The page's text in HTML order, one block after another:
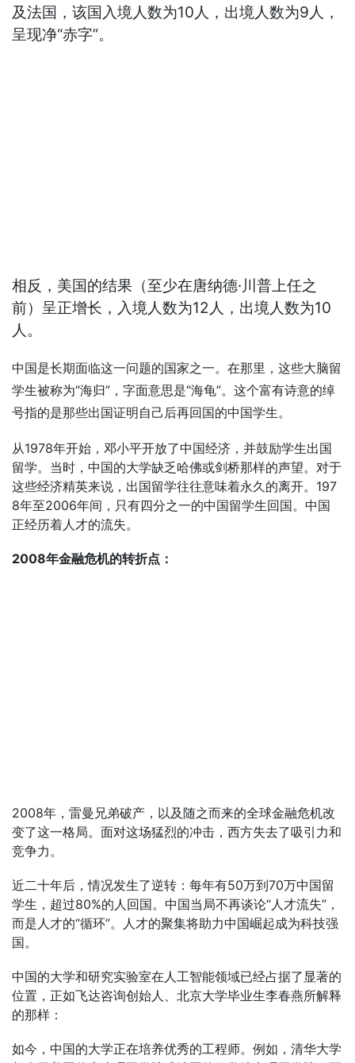
及法国，该国入境人数为10人，出境人数为9人，
呈现净“赤字”。
相反，美国的结果（至少在唐纳德·川普上任之
前）呈正增长，入境人数为12人，出境人数为10
人。
中国是长期面临这一问题的国家之一。在那里，这些大脑留
学生被称为“海归”，字面意思是“海龟”。这个富有诗意的绰
号指的是那些出国证明自己后再回国的中国学生。
从1978年开始，邓小平开放了中国经济，并鼓励学生出国
留学。当时，中国的大学缺乏哈佛或剑桥那样的声望。对于
这些经济精英来说，出国留学往往意味着永久的离开。197
8年至2006年间，只有四分之一的中国留学生回国。中国
正经历着人才的流失。
2008年金融危机的转折点：
2008年，雷曼兄弟破产，以及随之而来的全球金融危机改
变了这一格局。面对这场猛烈的冲击，西方失去了吸引力和
竞争力。
近二十年后，情况发生了逆转：每年有50万到70万中国留
学生，超过80%的人回国。中国当局不再谈论“人才流失”，
而是人才的“循环”。人才的聚集将助力中国崛起成为科技强
国。
中国的大学和研究实验室在人工智能领域已经占据了显著的
位置，正如飞达咨询创始人、北京大学毕业生李春燕所解释
的那样：
如今，中国的大学正在培养优秀的工程师。例如，清华大学